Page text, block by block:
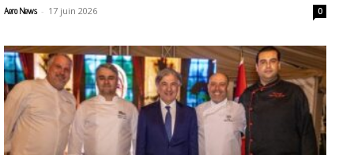
Aero News - 17 juin 2026 0